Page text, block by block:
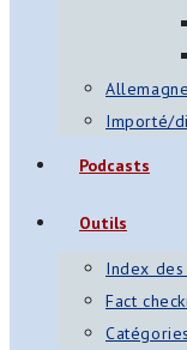
Importé/
Podcasts
Outils
Index
Fact
Catégories